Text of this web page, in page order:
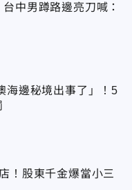
中男蹲路邊亮刀喊：
海邊秘境出事了」！5
！股東千金爆當小三